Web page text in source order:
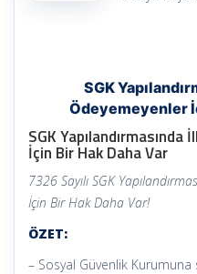
SGK
Ödeyemeyenler
SGK
İçin Bir Hak Daha Var
7326 Sayılı SGK
İçin Bir Hak Daha Var!
ÖZET:
– Sosyal Güvenlik Kurumuna